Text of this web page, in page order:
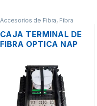
Accesorios de Fibra, Fibra
CAJA TERMINAL DE
FIBRA OPTICA NAP
HILOS + SPLITTER
PLC 1×8 SC/APC EN
BANDEJA +
ACCESORIOS